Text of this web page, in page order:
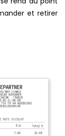
et retirer